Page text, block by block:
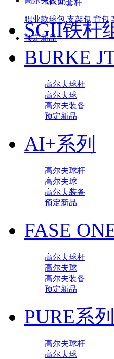
职业款球包 支架包 背包
预定新品
MX20套杆
SGII铁杆
BURKE
高尔夫球杆
高尔夫球
高尔夫装备
预定新品
AI+系列
高尔夫球杆
高尔夫球
高尔夫装备
预定新品
FASE
高尔夫球杆
高尔夫球
高尔夫装备
预定新品
PURE系列
高尔夫球杆
高尔夫球